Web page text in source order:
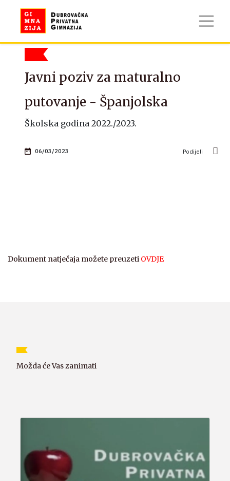
Javni poziv za maturalno
putovanje - Španjolska
Školska godina 2022./2023.
06/03/2023 Podijeli
Dokument natječaja možete preuzeti OVDJE
Možda će Vas zanimati